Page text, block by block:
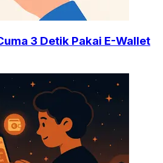
3 Detik Pakai E-Wallet